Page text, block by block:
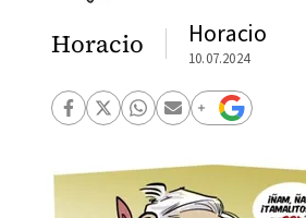
Horacio Horacio
10.07.2024